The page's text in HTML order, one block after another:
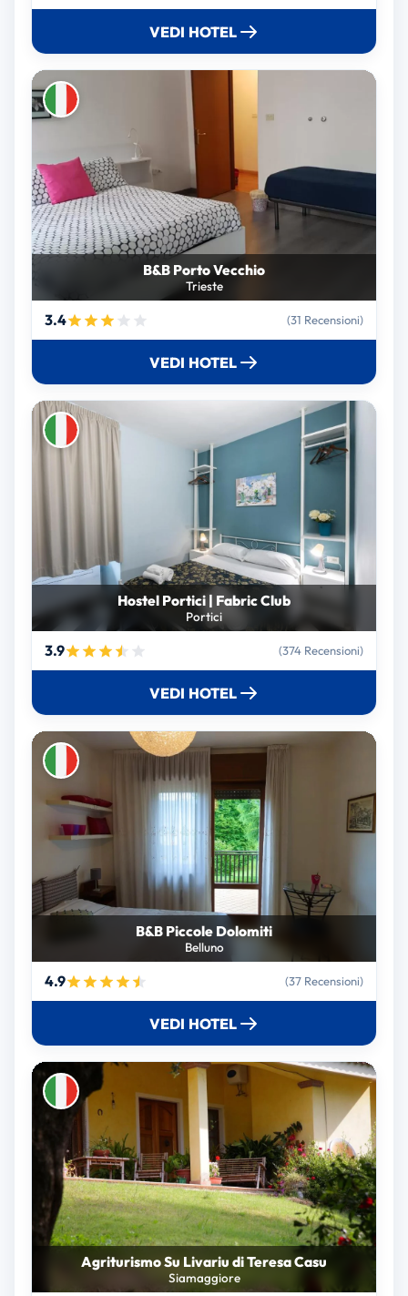
VEDI HOTEL
B&B Porto Vecchio
Trieste
3.4 (31 Recensioni)
VEDI HOTEL
Hostel Portici | Fabric Club
Portici
3.9 (374 Recensioni)
VEDI HOTEL
B&B Piccole Dolomiti
Belluno
4.9 (37 Recensioni)
VEDI HOTEL
Agriturismo Su Livariu di Teresa Casu
Siamaggiore